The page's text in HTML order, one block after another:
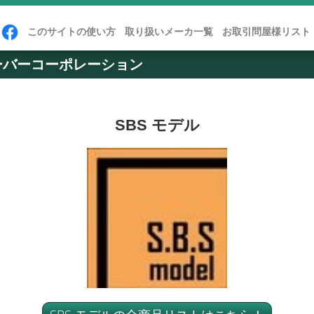
ーコーポレーション
このサイトの使い方 取り扱いメーカ一覧 お取引問屋様リスト
SBS モデル